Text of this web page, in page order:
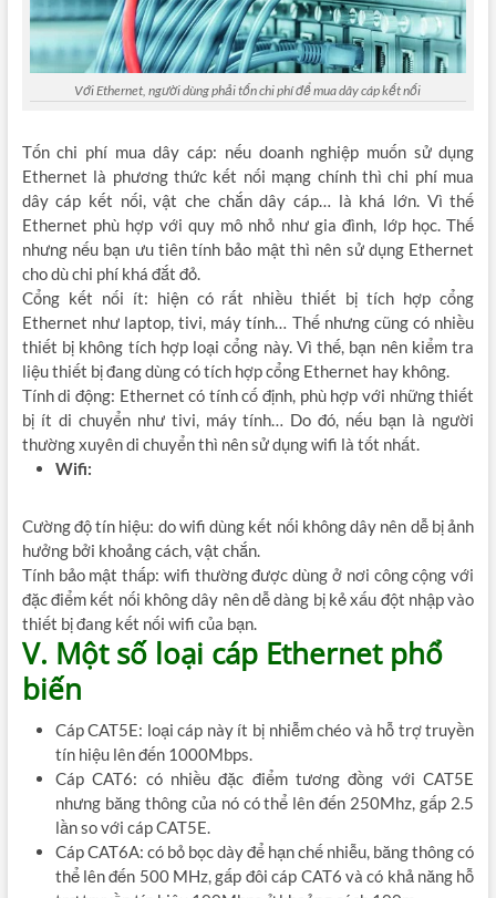
Với Ethernet, người dùng phải tốn chi phí để mua dây cáp kết nối
Tốn chi phí mua dây cáp: nếu doanh nghiệp muốn sử dụng
Ethernet là phương thức kết nối mạng chính thì chi phí mua
dây cáp kết nối, vật che chắn dây cáp… là khá lớn. Vì thế
Ethernet phù hợp với quy mô nhỏ như gia đình, lớp học. Thế
nhưng nếu bạn ưu tiên tính bảo mật thì nên sử dụng Ethernet
cho dù chi phí khá đắt đỏ.
Cổng kết nối ít: hiện có rất nhiều thiết bị tích hợp cổng
Ethernet như laptop, tivi, máy tính… Thế nhưng cũng có nhiều
thiết bị không tích hợp loại cổng này. Vì thế, bạn nên kiểm tra
liệu thiết bị đang dùng có tích hợp cổng Ethernet hay không.
Tính di động: Ethernet có tính cố định, phù hợp với những thiết
bị ít di chuyển như tivi, máy tính… Do đó, nếu bạn là người
thường xuyên di chuyển thì nên sử dụng wifi là tốt nhất.
Wifi:
Cường độ tín hiệu: do wifi dùng kết nối không dây nên dễ bị ảnh
hưởng bởi khoảng cách, vật chắn.
Tính bảo mật thấp: wifi thường được dùng ở nơi công cộng với
đặc điểm kết nối không dây nên dễ dàng bị kẻ xấu đột nhập vào
thiết bị đang kết nối wifi của bạn.
V. Một số loại cáp Ethernet phổ
biến
Cáp CAT5E: loại cáp này ít bị nhiễm chéo và hỗ trợ truyền
tín hiệu lên đến 1000Mbps.
Cáp CAT6: có nhiều đặc điểm tương đồng với CAT5E
nhưng băng thông của nó có thể lên đến 250Mhz, gấp 2.5
lần so với cáp CAT5E.
Cáp CAT6A: có bỏ bọc dày để hạn chế nhiễu, băng thông có
thể lên đến 500 MHz, gấp đôi cáp CAT6 và có khả năng hỗ